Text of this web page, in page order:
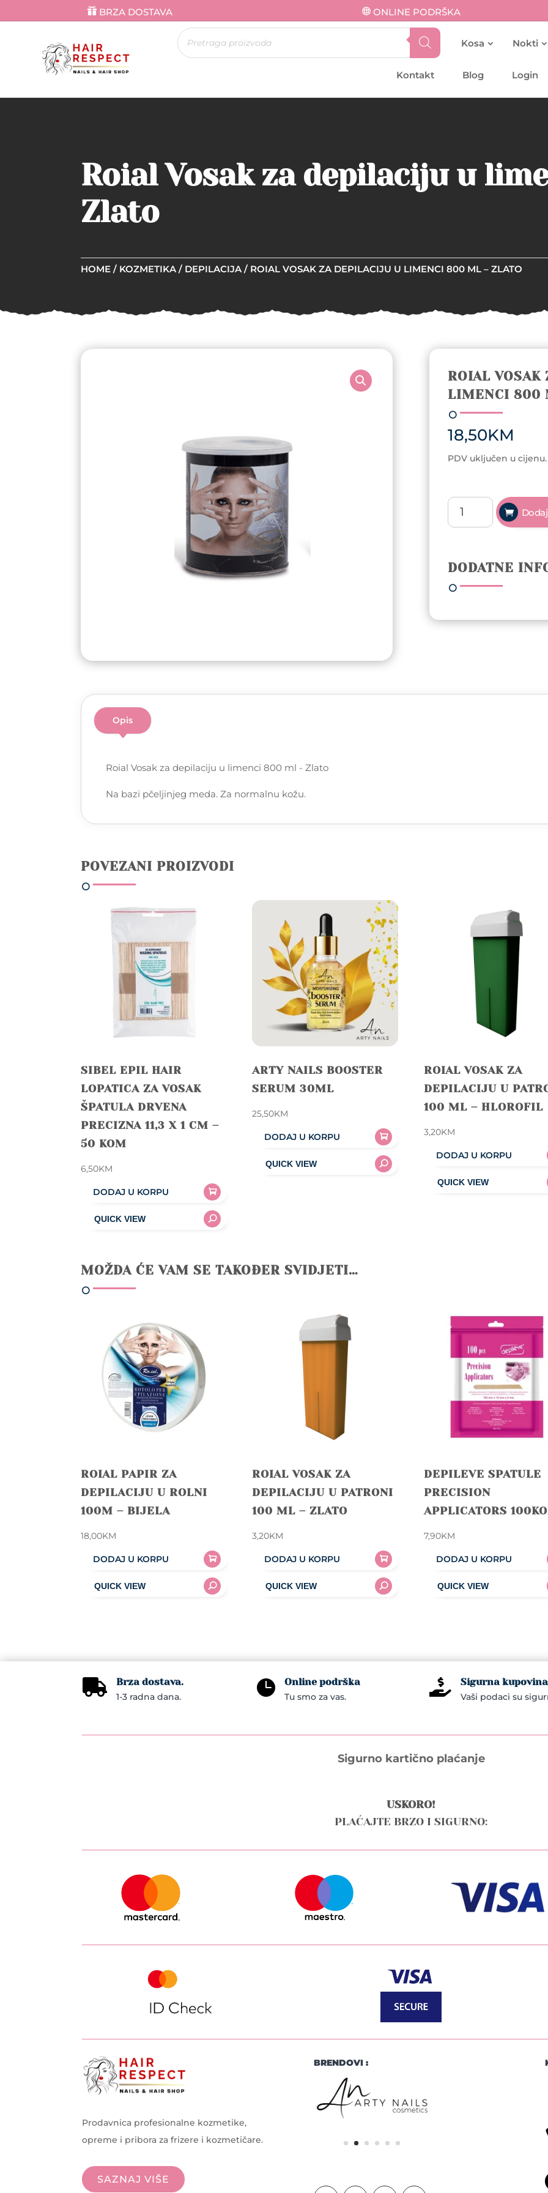
BRZA DOSTAVA ONLINE PODRŠKA
Products
search Kosa Nokti
Kontakt Blog Login
Roial Vosak za depilaciju u
Zlato
HOME / KOZMETIKA / DEPILACIJA / ROIAL VOSAK ZA DEPILACIJU U LIMENCI 800 ML – ZLATO
ROIAL VOSAK
LIMENCI 800
18,50KM
PDV uključen u cijenu.
Roial
Vosak
za
limenci
800
DODATNE
Opis
Roial Vosak za depilaciju u limenci 800 ml - Zlato
Na bazi pčeljinjeg meda. Za normalnu kožu.
POVEZANI PROIZVODI
SIBEL EPIL HAIR
LOPATICA ZA VOSAK
ŠPATULA DRVENA
PRECIZNA 11,3 X 1 CM –
50 KOM
6,50KM
DODAJ U KORPU
ARTY NAILS BOOSTER
SERUM 30ML
25,50KM
DODAJ U KORPU
ROIAL VOSAK ZA
DEPILACIJU U
100 ML – HLOROFIL
3,20KM
DODAJ U KORPU
MOŽDA ĆE VAM SE TAKOĐER SVIDJETI…
ROIAL PAPIR ZA
DEPILACIJU U ROLNI
100M – BIJELA
18,00KM
DODAJ U KORPU
ROIAL VOSAK ZA
DEPILACIJU U PATRONI
100 ML – ZLATO
3,20KM
DODAJ U KORPU
DEPILEVE SPATULE
PRECISION
APPLICATORS
7,90KM
DODAJ U KORPU
 Brza dostava.
1-3 radna dana.  Online podrška
Tu smo za vas.  Sigurna
Vaši podaci su
Sigurno kartično plaćanje
USKORO!
PLAĆAJTE BRZO I SIGURNO:
Prodavnica profesionalne kozmetike,
opreme i pribora za frizere i kozmetičare.
SAZNAJ VIŠE
BRENDOVI :